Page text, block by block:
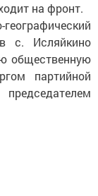
на фронт.
с. Исляйкино
общественную
партийной